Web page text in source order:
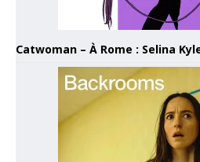
Catwoman – À Rome : Selina